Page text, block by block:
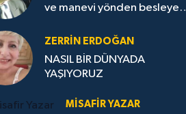
ve manevi yönden besleyen
ZERRIN ERDOĞAN
NASIL BİR DÜNYADA
YAŞIYORUZ
MISAFIR YAZAR